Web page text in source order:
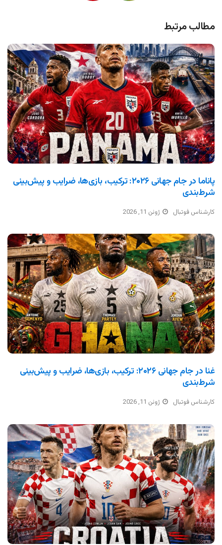
مطالب مرتبط
پاناما در جام جهانی ۲۰۲۶: ترکیب، بازی‌ها، ضرایب و پیش‌بینی
شرط‌بندی
کارشناس فوتبال ژوئن 11, 2026
غنا در جام جهانی ۲۰۲۶: ترکیب، بازی‌ها، ضرایب و پیش‌بینی
شرط‌بندی
کارشناس فوتبال ژوئن 11, 2026